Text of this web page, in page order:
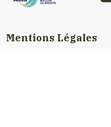
Mentions Légales